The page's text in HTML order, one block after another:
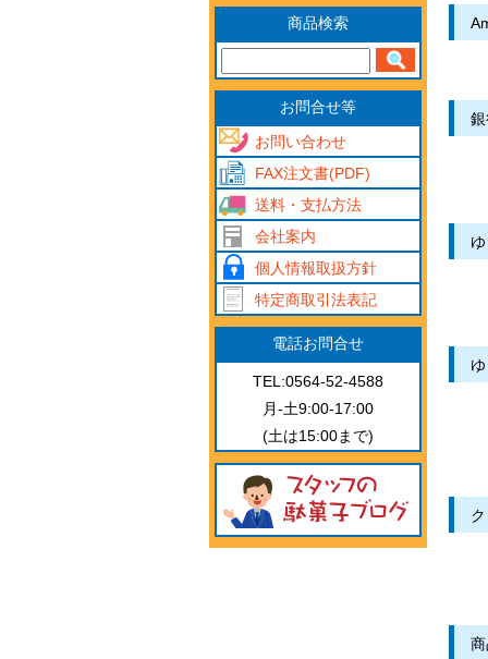
商品検索
お問合せ等
お問い合わせ
FAX注文書(PDF)
送料・支払方法
会社案内
個人情報取扱方針
特定商取引法表記
電話お問合せ
TEL:0564-52-4588
月-土9:00-17:00
(土は15:00まで)